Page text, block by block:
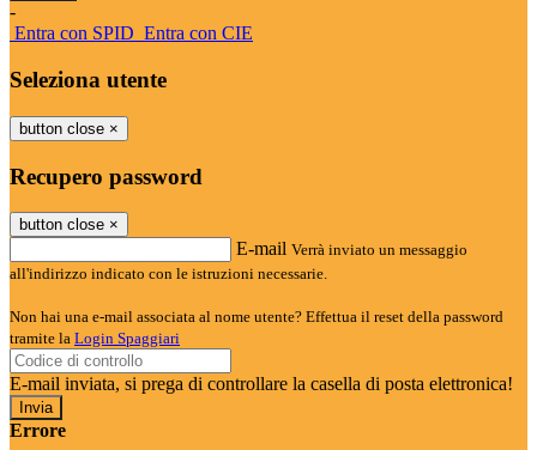
-
Entra con SPID Entra con CIE
Seleziona utente
button close ×
Recupero password
button close ×
E-mail Verrà inviato un messaggio
all'indirizzo indicato con le istruzioni necessarie.
Non hai una e-mail associata al nome utente? Effettua il reset della password
tramite la Login Spaggiari
E-mail inviata, si prega di controllare la casella di posta elettronica!
Errore